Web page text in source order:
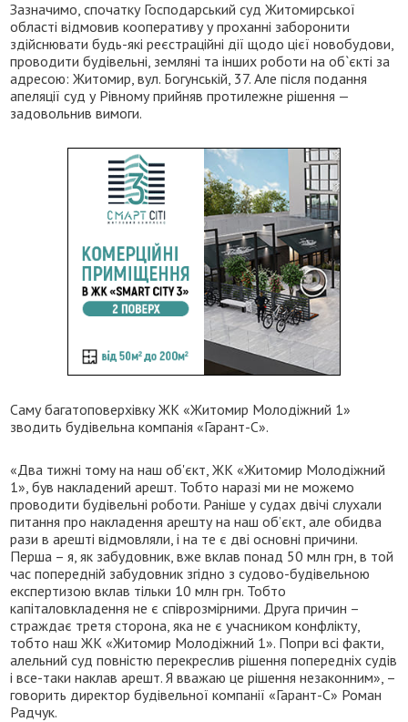
Зазначимо, спочатку Господарський суд Житомирської
області відмовив кооперативу у проханні заборонити
здійснювати будь-які реєстраційні дії щодо цієї новобудови,
проводити будівельні, земляні та інших роботи на об`єкті за
адресою: Житомир, вул. Богунській, 37. Але після подання
апеляції суд у Рівному прийняв протилежне рішення —
задовольнив вимоги.
Саму багатоповерхівку ЖК «Житомир Молодіжний 1»
зводить будівельна компанія «Гарант-С».
«Два тижні тому на наш об'єкт, ЖК «Житомир Молодіжний
1», був накладений арешт. Тобто наразі ми не можемо
проводити будівельні роботи. Раніше у судах двічі слухали
питання про накладення арешту на наш об’єкт, але обидва
рази в арешті відмовляли, і на те є дві основні причини.
Перша – я, як забудовник, вже вклав понад 50 млн грн, в той
час попередній забудовник згідно з судово-будівельною
експертизою вклав тільки 10 млн грн. Тобто
капіталовкладення не є співрозмірними. Друга причин –
страждає третя сторона, яка не є учасником конфлікту,
тобто наш ЖК «Житомир Молодіжний 1». Попри всі факти,
алельний суд повністю перекреслив рішення попередніх судів
і все-таки наклав арешт. Я вважаю це рішення незаконним», –
говорить директор будівельної компанії «Гарант-С» Роман
Радчук.